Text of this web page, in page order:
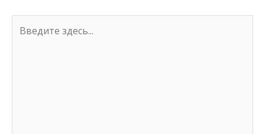
здесь...